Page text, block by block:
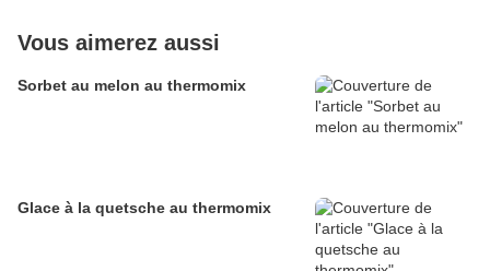
Vous aimerez aussi
Sorbet au melon au thermomix
Glace à la quetsche au thermomix